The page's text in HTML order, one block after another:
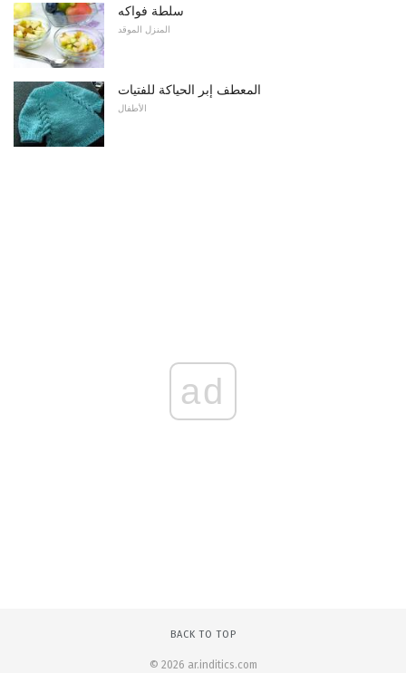
سلطة فواكه
المنزل الموقد
المعطف إبر الحياكة للفتيات
الأطفال
ad
BACK TO TOP
© 2026 ar.inditics.com